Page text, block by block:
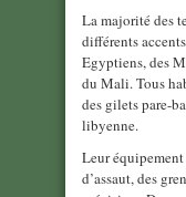
La majorité des
différents
Egyptiens, des
du Mali. Tous
des gilets pare-
libyenne.
Leur
d’assaut, des